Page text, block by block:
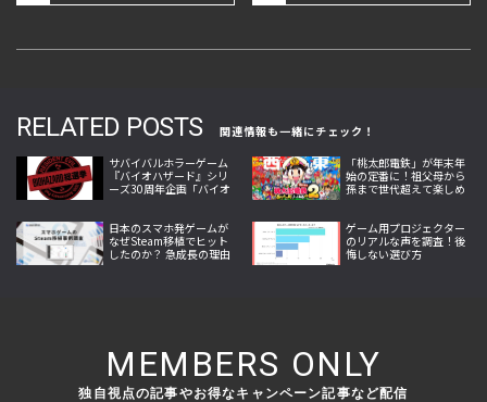
RELATED POSTS
関連情報も一緒にチェック！
サバイバルホラーゲーム
『バイオハザード』シリ
ーズ30周年企画「バイオ
「桃太郎電鉄」が年末年
始の定番に！祖父母から
孫まで世代超えて楽しめ
日本のスマホ発ゲームが
なぜSteam移植でヒット
したのか？ 急成長の理由
ゲーム用プロジェクター
のリアルな声を調査！後
悔しない選び方
MEMBERS ONLY
独自視点の記事やお得なキャンペーン記事など配信